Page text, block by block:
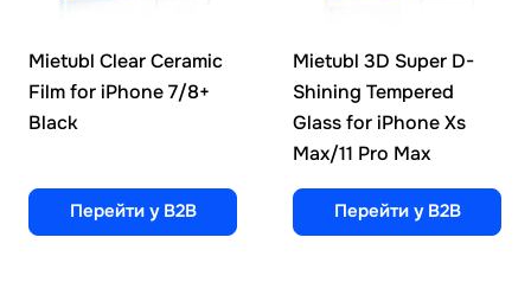
Mietubl Clear Ceramic
Film for iPhone 7/8+
Black
Перейти у B2B
Mietubl 3D Super D-
Shining Tempered
Glass for iPhone Xs
Max/11 Pro Max
Перейти у B2B